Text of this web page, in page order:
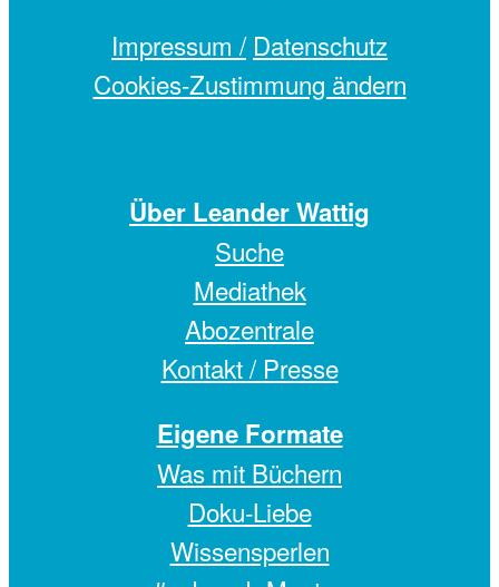
Impressum / Datenschutz
Cookies-Zustimmung ändern
Über Leander Wattig
Suche
Mediathek
Abozentrale
Kontakt / Presse
Eigene Formate
Was mit Büchern
Doku-Liebe
Wissensperlen